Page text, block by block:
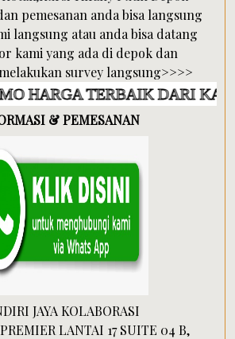
pemesanan anda bisa langsung
langsung atau anda bisa datang
kami yang ada di depok dan
survey langsung>>>>
TERBAIK DARI KAMI
& PEMESANAN
JAYA KOLABORASI
LANTAI 17 SUITE 04 B,